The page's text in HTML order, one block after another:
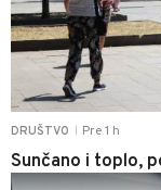
DRUŠTVO Pre 1 h
Sunčano i toplo,